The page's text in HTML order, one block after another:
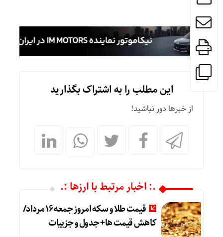
این مطلب را به اشتراک بگذارید
از خبرها دور نباشید!
.: اخبار مرتبط با ارزها :.
قیمت طلا و سکه امروز جمعه ۱۶ مرداد/
کاهش قیمت ها+ جدول و جزییات